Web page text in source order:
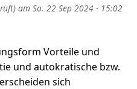
am So. 22 Sep 2024 - 15:02
Vorteile und
und autokratische bzw.
sich